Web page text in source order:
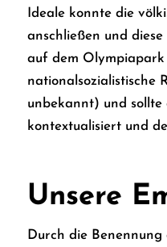
Ideale konnte die
anschließen und
auf dem
nationalsozialistische
unbekannt) und
kontextualisiert und
Unsere
Durch die